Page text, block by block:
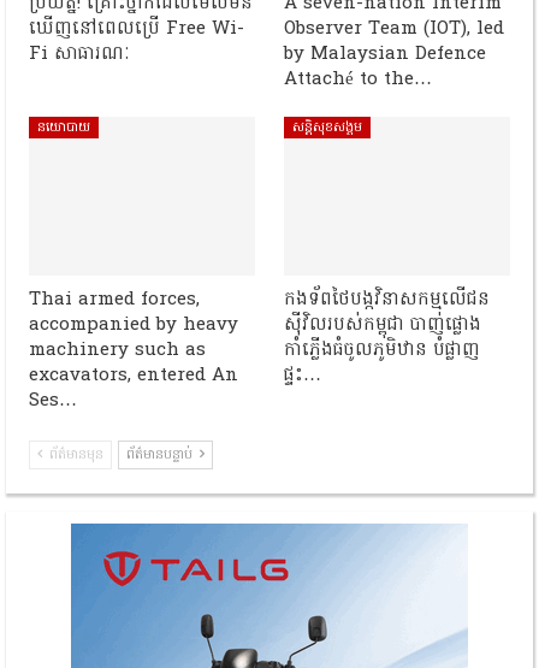
ឃើញនៅពេលប្រើ Free Wi-
Fi សាធារណៈ
Observer Team (IOT), led
by Malaysian Defence
Attaché to the…
នយោបាយ
Thai armed forces,
accompanied by heavy
machinery such as
excavators, entered An
Ses…
សន្តិសុខសង្គម
កងទ័ពថៃបង្កវិនាសកម្មលើជន
ស៊ីវិលរបស់កម្ពុជា បាញ់ផ្លោង
កាំភ្លើងធំចូលភូមិឋាន បំផ្លាញ
ផ្ទះ…
ព័ត៌មានមុន ព័ត៌មានបន្ទាប់